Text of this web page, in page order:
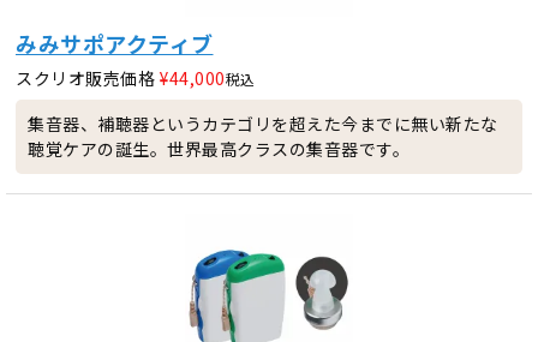
みみサポアクティブ
スクリオ販売価格 ¥44,000税込
集音器、補聴器というカテゴリを超えた今までに無い新たな
聴覚ケアの誕生。世界最高クラスの集音器です。